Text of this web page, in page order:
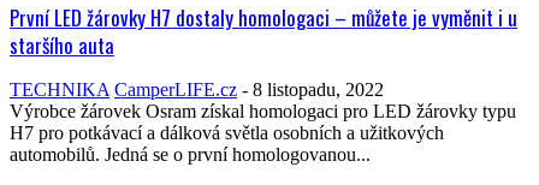
První LED žárovky H7 dostaly homologaci – můžete je vyměnit i u
staršího auta
TECHNIKA CamperLIFE.cz - 8 listopadu, 2022
Výrobce žárovek Osram získal homologaci pro LED žárovky typu
H7 pro potkávací a dálková světla osobních a užitkových
automobilů. Jedná se o první homologovanou...